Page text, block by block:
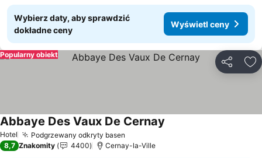
Wybierz daty, aby sprawdzić
dokładne ceny
Wyświetl ceny
Popularny obiekt
Hotel Podgrzewany odkryty basen
Abbaye Des Vaux De Cernay
8,7 Znakomity 4400 Cernay-la-Ville